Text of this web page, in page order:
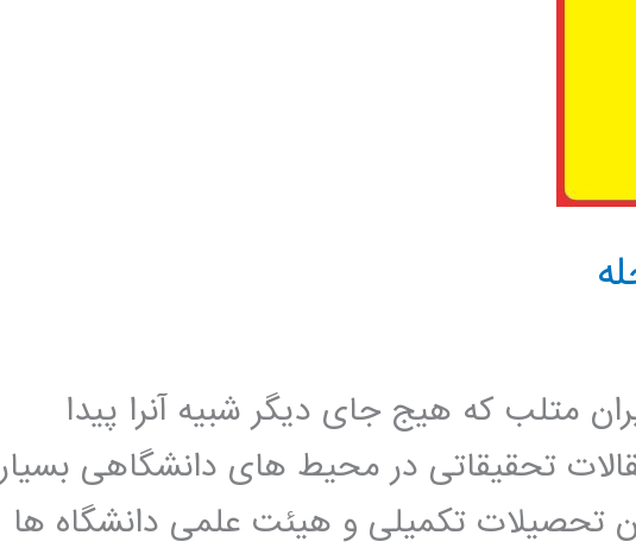
متلب که هیج جای دیگر شبیه آنرا پیدا
تحقیقاتی در محیط های دانشگاهی بسیار
تحصیلات تکمیلی و هیئت علمی دانشگاه ها